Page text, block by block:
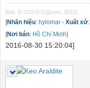
[Mã: G-32370-51][xem: 3015]
[Nhãn hiệu: hylomar - Xuất xứ:
[Nơi bán: Hồ Chí Minh]
2016-08-30 15:20:04]